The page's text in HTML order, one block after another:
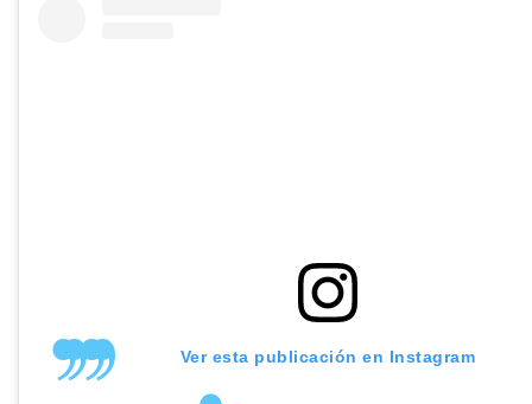
Ver esta publicación en Instagram